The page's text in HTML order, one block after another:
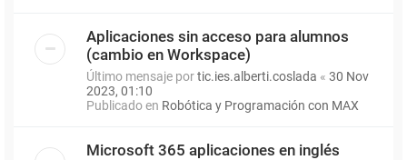
Aplicaciones sin acceso para alumnos
(cambio en Workspace)
Último mensaje portic.ies.alberti.coslada « 30 Nov
2023, 01:10
Publicado en Robótica y Programación con MAX
Microsoft 365 aplicaciones en inglés